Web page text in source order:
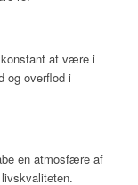
at være i
og overflod i
en atmosfære af